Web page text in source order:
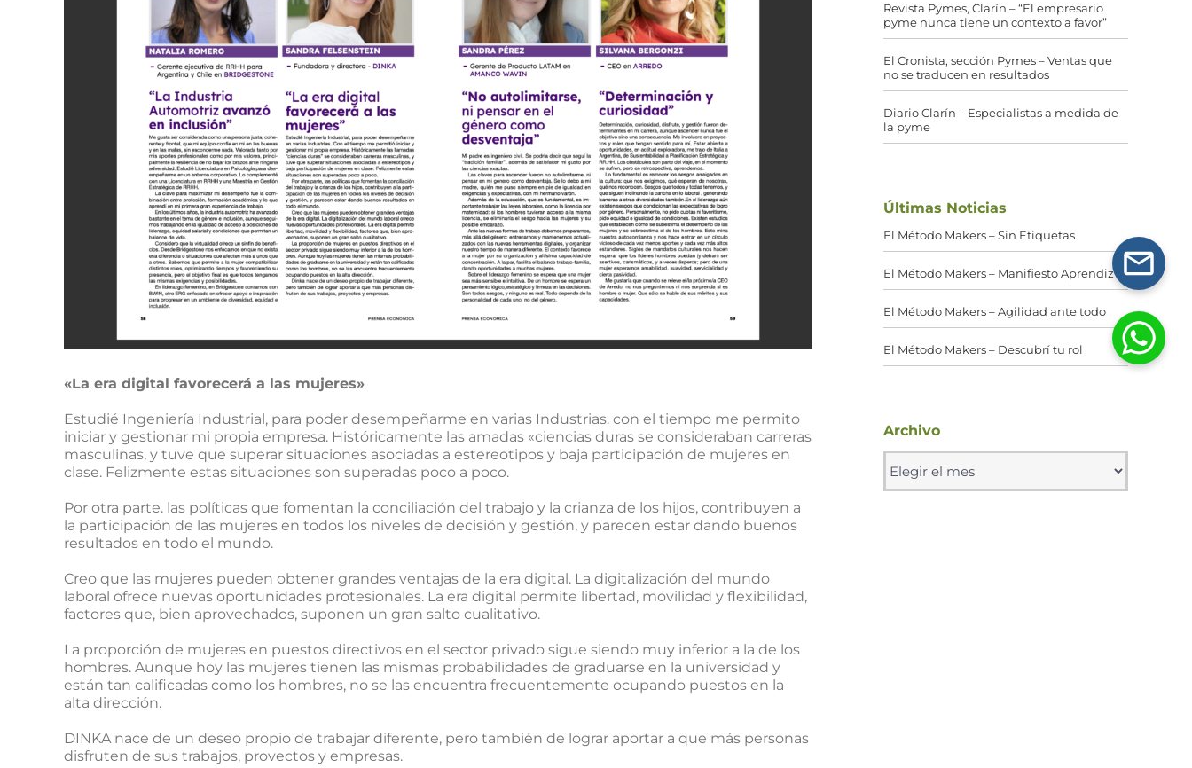
«La era digital favorecerá a las mujeres»
Estudié Ingeniería Industrial, para poder desempeñarme en varias Industrias. con el tiempo me permito
iniciar y gestionar mi propia empresa. Históricamente las amadas «ciencias duras se consideraban carreras
masculinas, y tuve que superar situaciones asociadas a estereotipos y baja participación de mujeres en
clase. Felizmente estas situaciones son superadas poco a poco.
Por otra parte. las políticas que fomentan la conciliación del trabajo y la crianza de los hijos, contribuyen a
la participación de las mujeres en todos los niveles de decisión y gestión, y parecen estar dando buenos
resultados en todo el mundo.
Creo que las mujeres pueden obtener grandes ventajas de la era digital. La digitalización del mundo
laboral ofrece nuevas oportunidades protesionales. La era digital permite libertad, movilidad y flexibilidad,
factores que, bien aprovechados, suponen un gran salto cualitativo.
La proporción de mujeres en puestos directivos en el sector privado sigue siendo muy inferior a la de los
hombres. Aunque hoy las mujeres tienen las mismas probabilidades de graduarse en la universidad y
están tan calificadas como los hombres, no se las encuentra frecuentemente ocupando puestos en la
alta dirección.
DINKA nace de un deseo propio de trabajar diferente, pero también de lograr aportar a que más personas
disfruten de sus trabajos, provectos y empresas.
Revista Pymes, Clarín – “El empresario
pyme nunca tiene un contexto a favor”
El Cronista, sección Pymes – Ventas que
no se traducen en resultados
Diario Clarín – Especialistas a medida de
la pyme
Últimas Noticias
El Método Makers – Sin Etiquetas
El Método Makers – Manifiesto Aprendiz
El Método Makers – Agilidad ante todo
El Método Makers – Descubrí tu rol
Archivo
Archivo